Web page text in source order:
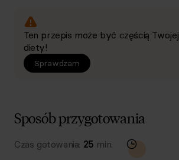
Ten przepis może być częścią
diety!
Sprawdzam
Sposób przygotowania
Czas gotowania: 25 min.